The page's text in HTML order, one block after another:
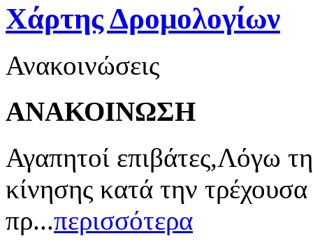
Χάρτης Δρομολογίων
Ανακοινώσεις
ΑΝΑΚΟΙΝΩΣΗ
Αγαπητοί επιβάτες,Λόγω
κίνησης κατά την
πρ...περισσότερα